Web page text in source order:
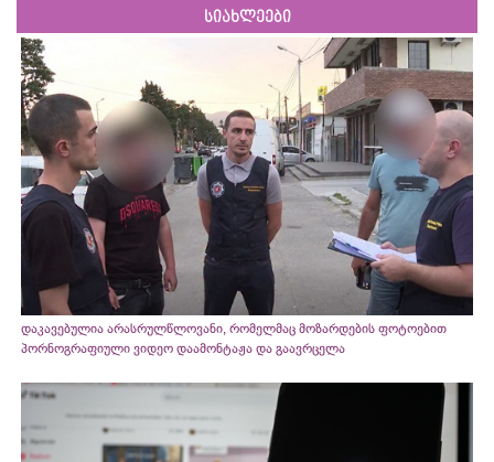
სიახლეები
დაკავებულია არასრულწლოვანი, რომელმაც მოზარდების ფოტოებით
პორნოგრაფიული ვიდეო დაამონტაჟა და გაავრცელა